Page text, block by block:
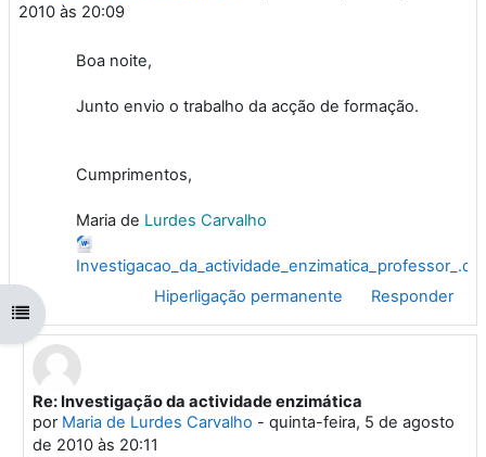
Abrir índice da disciplina
2010 às 20:09
Boa noite,
Junto envio o trabalho da acção de formação.
Cumprimentos,
Maria de Lurdes Carvalho
Hiperligação permanente
Responder
Em resposta a 'Maria de Lurdes Carvalho'
Re: Investigação da actividade enzimática
por Maria de Lurdes Carvalho - quinta-feira, 5 de agosto
de 2010 às 20:11